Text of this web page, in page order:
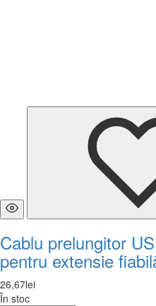
Cablu prelungitor
pentru extensie
26,67lei
În stoc